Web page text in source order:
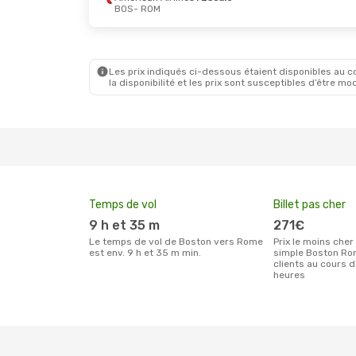
BOS- ROM
Les prix indiqués ci-dessous étaient disponibles au
la disponibilité et les prix sont susceptibles d’être
Temps de vol
9 h et 35 m
Le temps de vol de Boston vers Rome
est env. 9 h et 35 m min.
Billet pas cher
271€
Prix le moins cher pour un billet aller
simple Boston
clients au cours
heures